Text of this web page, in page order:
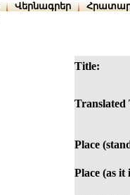
Վերնագրեր
Title:
Translated
Place
Place (as it